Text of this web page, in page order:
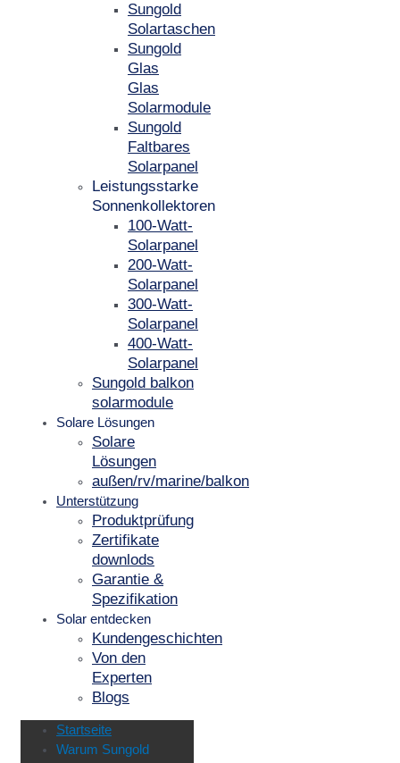
Sungold
Solartaschen
Sungold
Glas
Glas
Solarmodule
Sungold
Faltbares
Solarpanel
Leistungsstarke
Sonnenkollektoren
100-Watt-
Solarpanel
200-Watt-
Solarpanel
300-Watt-
Solarpanel
400-Watt-
Solarpanel
Sungold balkon
solarmodule
Solare Lösungen
Solare
Lösungen
außen/rv/marine/balkon
Unterstützung
Produktprüfung
Zertifikate
downlods
Garantie &
Spezifikation
Solar entdecken
Kundengeschichten
Von den
Experten
Blogs
Startseite
Warum Sungold